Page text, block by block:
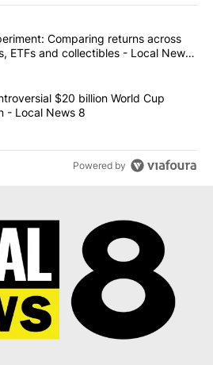
most commented articles in the last
$10K experiment: Comparing
Comparing returns across
ETFs and collectibles - Local News
scraps controversial $20 billion
$20 billion World Cup
- Local News 8
Powered by